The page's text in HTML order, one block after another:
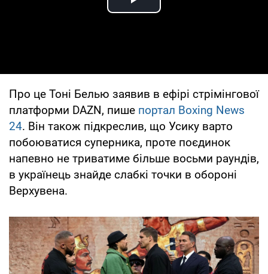
Play Video
Про це Тоні Белью заявив в ефірі стрімінгової
платформи DAZN, пише портал Boxing News
24. Він також підкреслив, що Усику варто
побоюватися суперника, проте поєдинок
напевно не триватиме більше восьми раундів,
в українець знайде слабкі точки в обороні
Верхувена.